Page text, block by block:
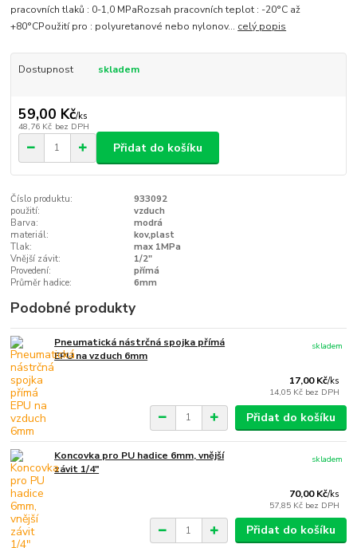
pracovních tlaků : 0-1,0 MPaRozsah pracovních teplot : -20°C až
+80°CPoužití pro : polyuretanové nebo nylonov... celý popis
Dostupnost skladem
59,00 Kč/ks
48,76 Kč bez DPH
Přidat do košíku
Číslo produktu:
933092
použití:
vzduch
Barva:
modrá
materiál:
kov,plast
Tlak:
max 1MPa
Vnější závit:
1/2"
Provedení:
přímá
Průměr hadice:
6mm
Podobné produkty
Pneumatická nástrčná spojka přímá
EPU na vzduch 6mm
17,00 Kč/ks
14,05 Kč bez DPH
skladem
Přidat do košíku
Koncovka pro PU hadice 6mm, vnější
závit 1/4"
70,00 Kč/ks
57,85 Kč bez DPH
skladem
Přidat do košíku